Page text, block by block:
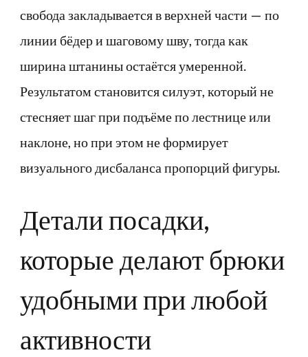
свобода закладывается в верхней части — по
линии бёдер и шаговому шву, тогда как
ширина штанины остаётся умеренной.
Результатом становится силуэт, который не
стесняет шаг при подъёме по лестнице или
наклоне, но при этом не формирует
визуального дисбаланса пропорций фигуры.
Детали посадки,
которые делают брюки
удобными при любой
активности